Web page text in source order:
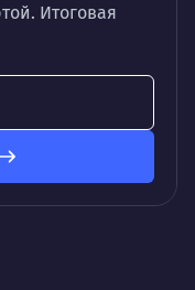
Итоговая